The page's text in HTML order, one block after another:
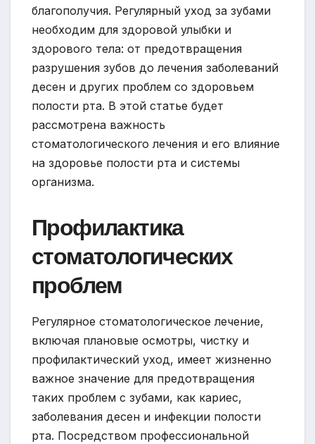
благополучия. Регулярный уход за зубами
необходим для здоровой улыбки и
здорового тела: от предотвращения
разрушения зубов до лечения заболеваний
десен и других проблем со здоровьем
полости рта. В этой статье будет
рассмотрена важность
стоматологического лечения и его влияние
на здоровье полости рта и системы
организма.
Профилактика
стоматологических
проблем
Регулярное стоматологическое лечение,
включая плановые осмотры, чистку и
профилактический уход, имеет жизненно
важное значение для предотвращения
таких проблем с зубами, как кариес,
заболевания десен и инфекции полости
рта. Посредством профессиональной